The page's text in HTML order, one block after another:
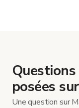
posées
Une question sur